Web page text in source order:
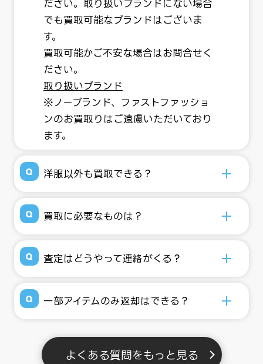
ださい。取り扱いブランドにない場合
でも買取可能なブランドはございま
す。
買取可能かご不安な場合はお問合せく
ださい。
取り扱いブランド
※ノーブランド、ファストファッショ
ンのお買取りはご遠慮いただいており
ます。
洋服以外も買取できる？
買取に必要なものは？
査定はどうやって連絡がくる？
一部アイテムのみ返却はできる？
よくある質問をもっと見る